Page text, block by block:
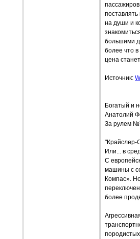
на души и
большими
более что
цена
Источник:
Богатый и
Анатолий
За рулем
"Крайслер-
Или... в
С
машины с
Компас».
более